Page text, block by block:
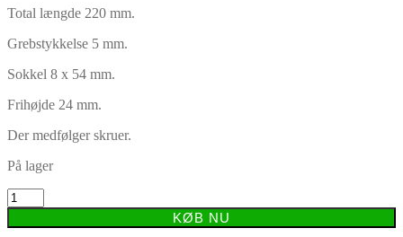
Total længde 220 mm.
Grebstykkelse 5 mm.
Sokkel 8 x 54 mm.
Frihøjde 24 mm.
Der medfølger skruer.
På lager
Firkantgreb
med
bredde
KØB NU